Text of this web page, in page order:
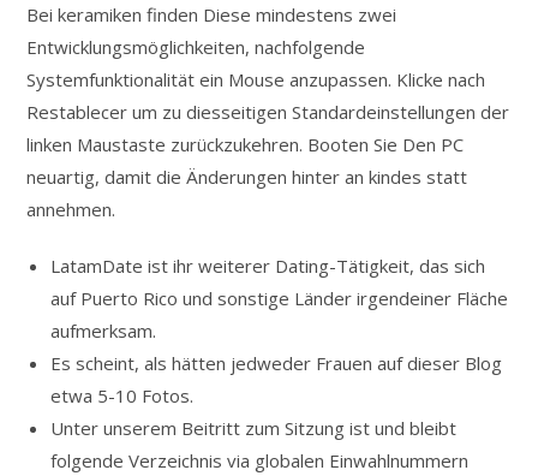
Bei keramiken finden Diese mindestens zwei
Entwicklungsmöglichkeiten, nachfolgende
Systemfunktionalität ein Mouse anzupassen. Klicke nach
Restablecer um zu diesseitigen Standardeinstellungen der
linken Maustaste zurückzukehren. Booten Sie Den PC
neuartig, damit die Änderungen hinter an kindes statt
annehmen.
LatamDate ist ihr weiterer Dating-Tätigkeit, das sich
auf Puerto Rico und sonstige Länder irgendeiner Fläche
aufmerksam.
Es scheint, als hätten jedweder Frauen auf dieser Blog
etwa 5-10 Fotos.
Unter unserem Beitritt zum Sitzung ist und bleibt
folgende Verzeichnis via globalen Einwahlnummern